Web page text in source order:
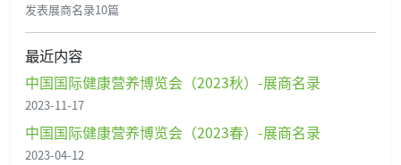
发表展商名录10篇
最近内容
中国国际健康营养博览会（2023秋）-展商名录
2023-11-17
中国国际健康营养博览会（2023春）-展商名录
2023-04-12